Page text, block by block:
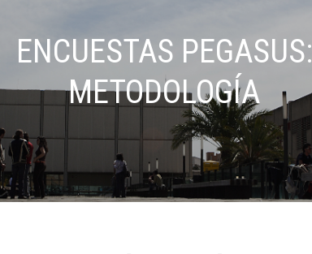
ENCUESTAS PEGASUS:
METODOLOGÍA